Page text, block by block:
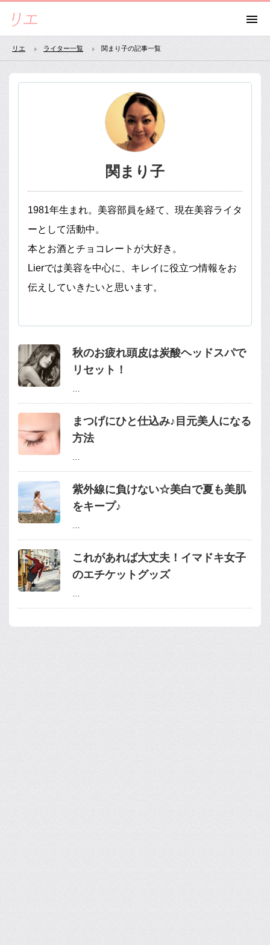
リエ ライター一覧 関まり子の記事一覧
関まり子
1981年生まれ。美容部員を経て、現在美容ライタ
ーとして活動中。
本とお酒とチョコレートが大好き。
Lierでは美容を中心に、キレイに役立つ情報をお
伝えしていきたいと思います。
秋のお疲れ頭皮は炭酸ヘッドスパで
リセット！
…
まつげにひと仕込み♪目元美人になる
方法
…
紫外線に負けない☆美白で夏も美肌
をキープ♪
…
これがあれば大丈夫！イマドキ女子
のエチケットグッズ
…